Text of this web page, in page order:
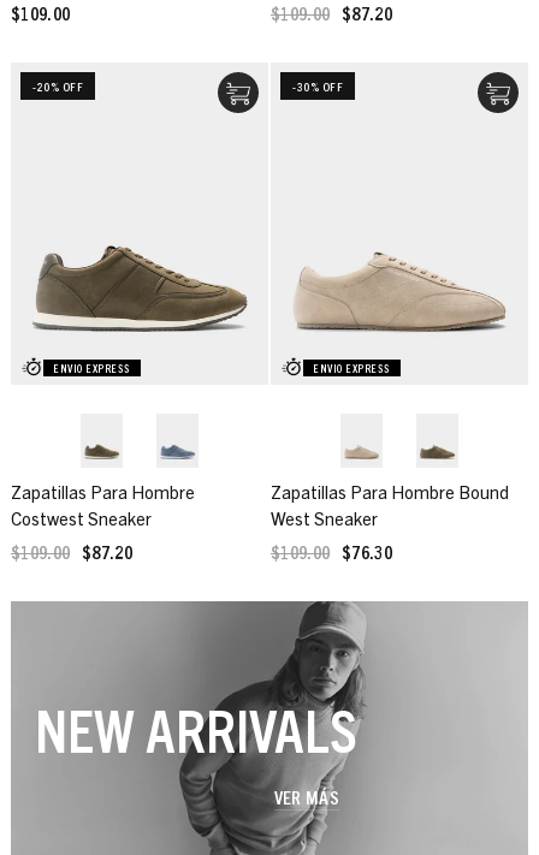
$109.00
$109.00 $87.20
ENVIO EXPRESS
-20% OFF
Zapatillas Para Hombre
Costwest Sneaker
$109.00 $87.20
ENVIO EXPRESS
-30% OFF
Zapatillas Para Hombre Bound
West Sneaker
$109.00 $76.30
NEW ARRIVALS
VER MÁS